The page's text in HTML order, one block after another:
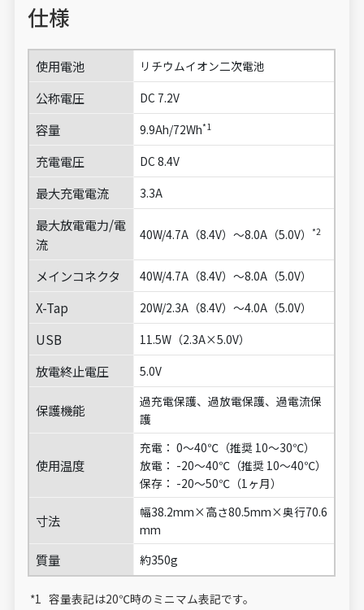
仕様
使用電池 リチウムイオン二次電池
公称電圧 DC 7.2V
容量 9.9Ah/72Wh*1
充電電圧 DC 8.4V
最大充電電流 3.3A
最大放電電力/電
流
40W/4.7A（8.4V）～8.0A（5.0V）*2
メインコネクタ 40W/4.7A（8.4V）～8.0A（5.0V）
X-Tap 20W/2.3A（8.4V）～4.0A（5.0V）
USB 11.5W（2.3A×5.0V）
放電終止電圧 5.0V
保護機能
過充電保護、過放電保護、過電流保
護
使用温度
充電： 0～40℃（推奨 10～30℃）
放電： -20～40℃（推奨 10～40℃）
保存： -20～50℃（1ヶ月）
寸法
幅38.2mm×高さ80.5mm×奥行70.6
mm
質量 約350g
容量表記は20℃時のミニマム表記です。